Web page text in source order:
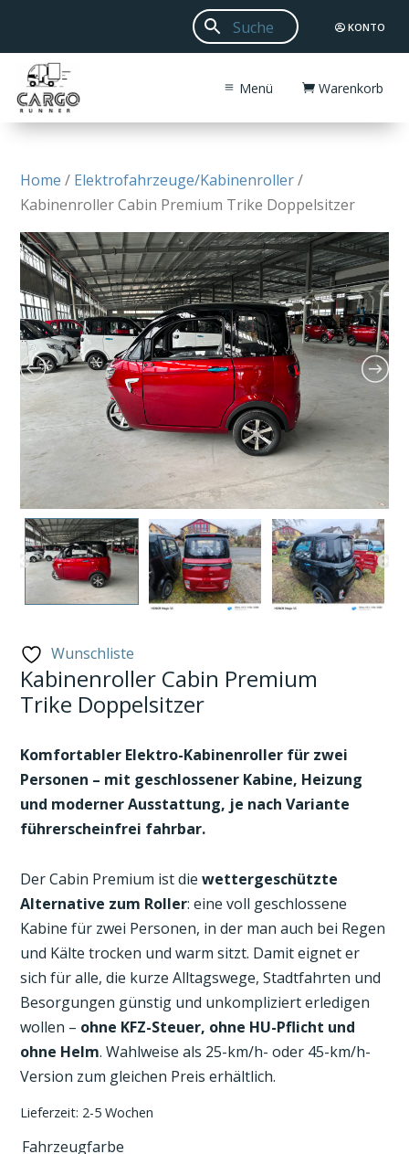
KONTO
Menü Warenkorb
Home / Elektrofahrzeuge/Kabinenroller/
Kabinenroller Cabin Premium Trike Doppelsitzer
Wunschliste
Kabinenroller Cabin Premium
Trike Doppelsitzer
Komfortabler Elektro-Kabinenroller für zwei
Personen – mit geschlossener Kabine, Heizung
und moderner Ausstattung, je nach Variante
führerscheinfrei fahrbar.
Der Cabin Premium ist diewettergeschützte
Alternative zum Roller: eine voll geschlossene
Kabine für zwei Personen, in der man auch bei Regen
und Kälte trocken und warm sitzt. Damit eignet er
sich für alle, die kurze Alltagswege, Stadtfahrten und
Besorgungen günstig und unkompliziert erledigen
wollen – ohne KFZ-Steuer, ohne HU-Pflicht und
ohne Helm. Wahlweise als 25-km/h- oder 45-km/h-
Version zum gleichen Preis erhältlich.
Lieferzeit: 2-5 Wochen
Fahrzeugfarbe